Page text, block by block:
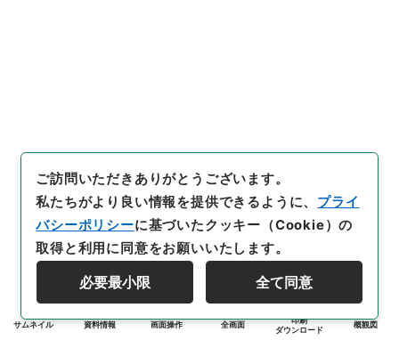
サムネイル 資料情報 画面操作 全画面
印刷
ダウンロード
概観図
ご訪問いただきありがとうございます。
私たちがより良い情報を提供できるように、 プライ
バシーポリシーに基づいたクッキー（Cookie）の
取得と利用に同意をお願いいたします。
必要最小限 全て同意